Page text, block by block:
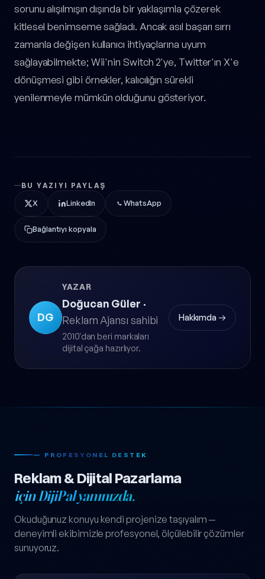
sorunu alışılmışın dışında bir yaklaşımla çözerek
kitlesel benimseme sağladı. Ancak asıl başarı sırrı
zamanla değişen kullanıcı ihtiyaçlarına uyum
sağlayabilmekte; Wii'nin Switch 2'ye, Twitter'ın X'e
dönüşmesi gibi örnekler, kalıcılığın sürekli
yenilenmeyle mümkün olduğunu gösteriyor.
BU YAZIYI PAYLAŞ
X LinkedIn WhatsApp
Bağlantıyı kopyala
DG
YAZAR
Doğucan Güler ·
Reklam Ajansı sahibi
2010'dan beri markaları
dijital çağa hazırlıyor.
Hakkımda →
— PROFESYONEL DESTEK
Reklam & Dijital Pazarlama
için DijiPal yanınızda.
Okuduğunuz konuyu kendi projenize taşıyalım —
deneyimli ekibimizle profesyonel, ölçülebilir çözümler
sunuyoruz.